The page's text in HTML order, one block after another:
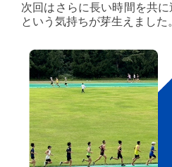
次回はさらに長い時間を共
という気持ちが芽生えました